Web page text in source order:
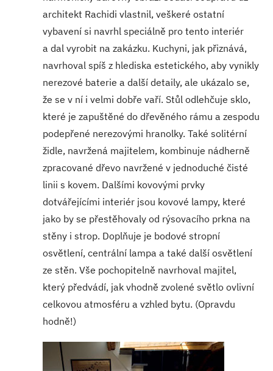
architekt Rachidi vlastnil, veškeré ostatní
vybavení si navrhl speciálně pro tento interiér
a dal vyrobit na zakázku. Kuchyni, jak přiznává,
navrhoval spíš z hlediska estetického, aby vynikly
nerezové baterie a další detaily, ale ukázalo se,
že se v ní i velmi dobře vaří. Stůl odlehčuje sklo,
které je zapuštěné do dřevěného rámu a zespodu
podepřené nerezovými hranolky. Také solitérní
židle, navržená majitelem, kombinuje nádherně
zpracované dřevo navržené v jednoduché čisté
linii s kovem. Dalšími kovovými prvky
dotvářejícími interiér jsou kovové lampy, které
jako by se přestěhovaly od rýsovacího prkna na
stěny i strop. Doplňuje je bodové stropní
osvětlení, centrální lampa a také další osvětlení
ze stěn. Vše pochopitelně navrhoval majitel,
který předvádí, jak vhodně zvolené světlo ovlivní
celkovou atmosféru a vzhled bytu. (Opravdu
hodně!)